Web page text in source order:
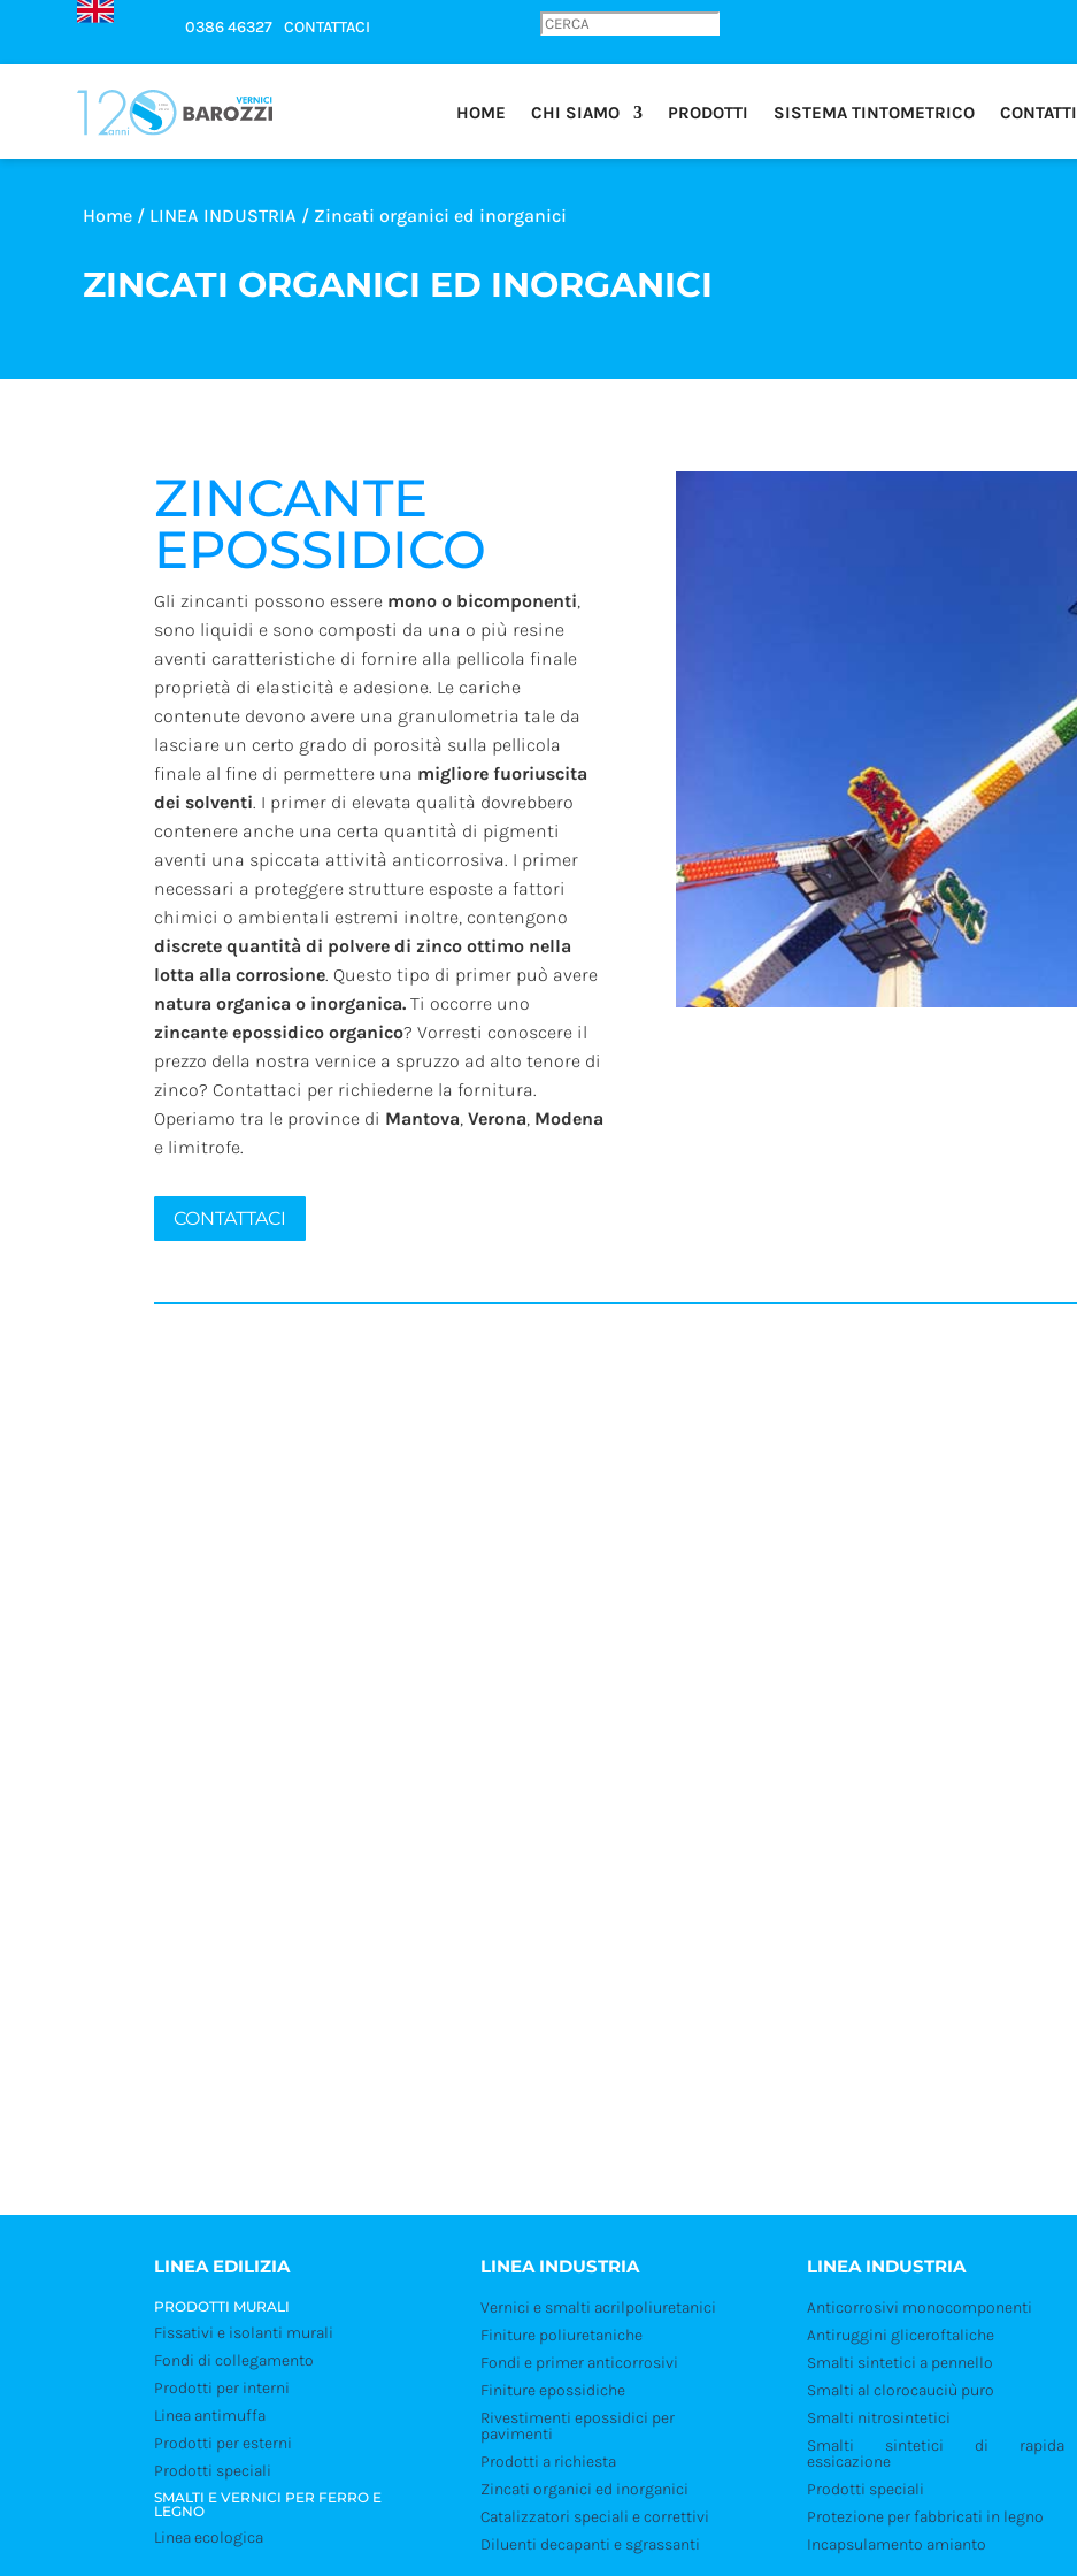
0386 46327 CONTATTACI
HOME CHI SIAMO PRODOTTI SISTEMA TINTOMETRICO CONTATTI
Home / LINEA INDUSTRIA / Zincati organici ed inorganici
ZINCATI ORGANICI ED INORGANICI
ZINCANTE
EPOSSIDICO
Gli zincanti possono essere mono o bicomponenti,
sono liquidi e sono composti da una o più resine
aventi caratteristiche di fornire alla pellicola finale
proprietà di elasticità e adesione. Le cariche
contenute devono avere una granulometria tale da
lasciare un certo grado di porosità sulla pellicola
finale al fine di permettere una migliore fuoriuscita
dei solventi. I primer di elevata qualità dovrebbero
contenere anche una certa quantità di pigmenti
aventi una spiccata attività anticorrosiva. I primer
necessari a proteggere strutture esposte a fattori
chimici o ambientali estremi inoltre, contengono
discrete quantità di polvere di zinco ottimo nella
lotta alla corrosione. Questo tipo di primer può avere
natura organica o inorganica.Ti occorre uno
zincante epossidico organico? Vorresti conoscere il
prezzo della nostra vernice a spruzzo ad alto tenore di
zinco? Contattaci per richiederne la fornitura.
Operiamo tra le province di Mantova,Verona, Modena
e limitrofe.
CONTATTACI
LINEA EDILIZIA
PRODOTTI MURALI
Fissativi e isolanti murali
Fondi di collegamento
Prodotti per interni
Linea antimuffa
Prodotti per esterni
Prodotti speciali
SMALTI E VERNICI PER FERRO E
LEGNO
Linea ecologica
LINEA INDUSTRIA
Vernici e smalti acrilpoliuretanici
Finiture poliuretaniche
Fondi e primer anticorrosivi
Finiture epossidiche
Rivestimenti epossidici per
pavimenti
Prodotti a richiesta
Zincati organici ed inorganici
Catalizzatori speciali e correttivi
Diluenti decapanti e sgrassanti
LINEA INDUSTRIA
Anticorrosivi monocomponenti
Antiruggini gliceroftaliche
Smalti sintetici a pennello
Smalti al clorocauciù puro
Smalti nitrosintetici
Smalti sintetici di rapida
essicazione
Prodotti speciali
Protezione per fabbricati in legno
Incapsulamento amianto